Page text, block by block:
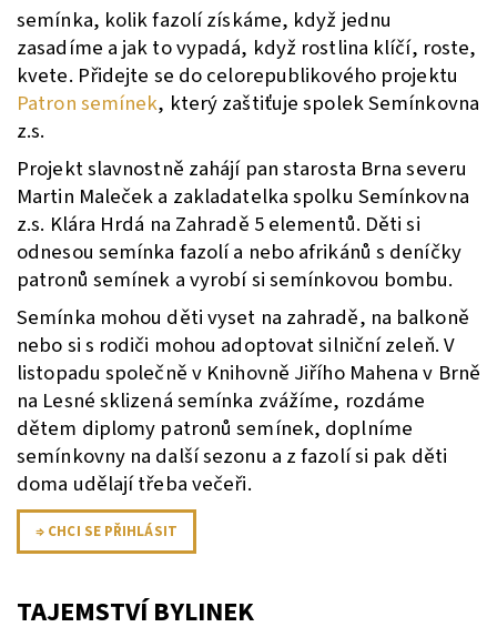
semínka, kolik fazolí získáme, když jednu
zasadíme a jak to vypadá, když rostlina klíčí, roste,
kvete. Přidejte se do celorepublikového projektu
Patron semínek, který zaštiťuje spolek Semínkovna
z.s.
Projekt slavnostně zahájí pan starosta Brna severu
Martin Maleček a zakladatelka spolku Semínkovna
z.s. Klára Hrdá na Zahradě 5 elementů. Děti si
odnesou semínka fazolí a nebo afrikánů s deníčky
patronů semínek a vyrobí si semínkovou bombu.
Semínka mohou děti vyset na zahradě, na balkoně
nebo si s rodiči mohou adoptovat silniční zeleň. V
listopadu společně v Knihovně Jiřího Mahena v Brně
na Lesné sklizená semínka zvážíme, rozdáme
dětem diplomy patronů semínek, doplníme
semínkovny na další sezonu a z fazolí si pak děti
doma udělají třeba večeři.
⇒ CHCI SE PŘIHLÁSIT
TAJEMSTVÍ BYLINEK